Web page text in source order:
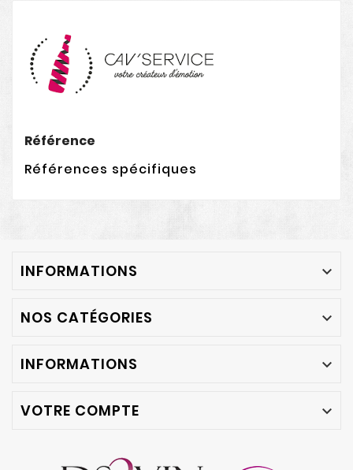
Référence
Références spécifiques
INFORMATIONS 
NOS CATÉGORIES 
INFORMATIONS 
VOTRE COMPTE 